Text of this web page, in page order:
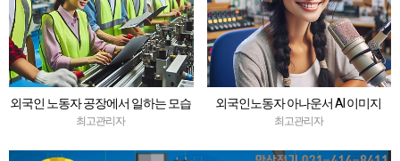
외국인 노동자 공장에서 일하는 모습
AI 사진
최고관리자
외국인노동자 아나운서 AI 이미지
최고관리자